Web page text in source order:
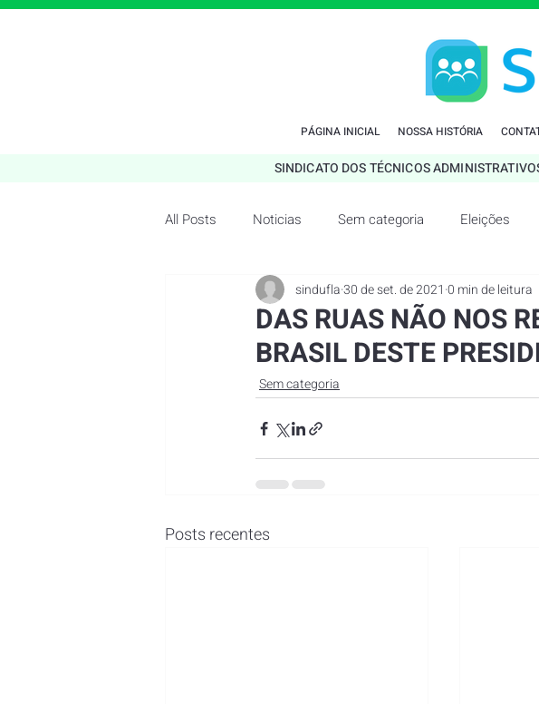
PÁGINA INICIAL NOSSA HISTÓRIA
SINDICATO DOS TÉCNICOS
All Posts Noticias Sem categoria Eleições
DAS RUAS NÃO NOS
BRASIL DESTE
sindufla30 de set. de 2021 0 min de leitura
Sem categoria
Posts recentes